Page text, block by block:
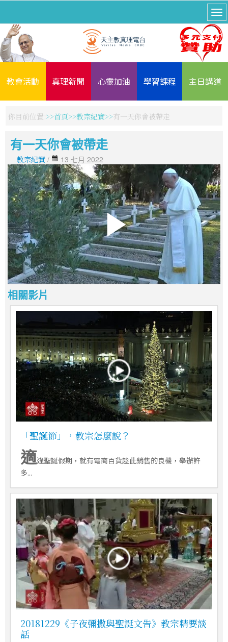
教會活動 真理新聞 心靈加油 學習課程 主日講道
你目前位置: 首頁 教宗紀實 有一天你會被帶走
有一天你會被帶走
教宗紀實 / 13 七月 2022
相關影片
「聖誕節」，教宗怎麼說？
適逢聖誕假期，就有電商百貨趁此銷售的良機，舉辦許
多...
20181229《子夜彌撒與聖誕文告》教宗精要談
話